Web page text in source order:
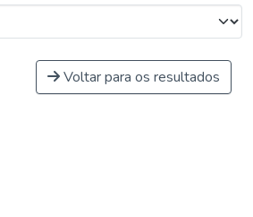
Voltar para os resultados